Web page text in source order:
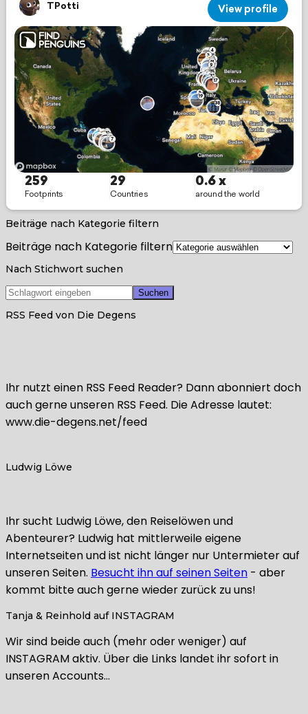
Beiträge nach Kategorie filtern
Beiträge nach Kategorie filtern
Nach Stichwort suchen
RSS Feed von Die Degens
Ihr nutzt einen RSS Feed Reader? Dann abonniert doch
auch gerne unseren RSS Feed. Die Adresse lautet:
www.die-degens.net/feed
Ludwig Löwe
Ihr sucht Ludwig Löwe, den Reiselöwen und
Abenteurer? Ludwig hat mittlerweile eigene
Internetseiten und ist nicht länger nur Untermieter auf
unseren Seiten. Besucht ihn auf seinen Seiten - aber
kommt bitte auch gerne wieder zurück zu uns!
Tanja & Reinhold auf INSTAGRAM
Wir sind beide auch (mehr oder weniger) auf
INSTAGRAM aktiv. Über die Links landet ihr sofort in
unseren Accounts…